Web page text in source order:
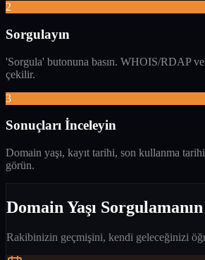
2
Sorgulayın
'Sorgula' butonuna basın. WHOIS/RDAP
çekilir.
3
Sonuçları İnceleyin
Domain yaşı, kayıt tarihi, son kullanma
görün.
Domain Yaşı
Rakibinizin geçmişini, kendi geleceğinizi